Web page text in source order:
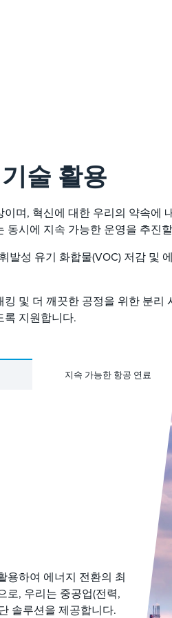
술 활용
며, 혁신에 대한 우리의 약속
시에 지속 가능한 운영을 추진
발성 유기 화합물(VOC) 저감
및 더 깨끗한 공정을 위한 분
록 지원합니다.
지속 가능한 항공 연료
용하여 에너지 전환의 최
로, 우리는 중공업(전력,
솔루션을 제공합니다.